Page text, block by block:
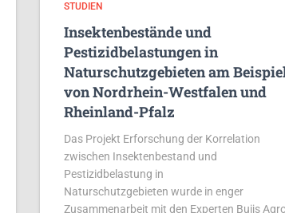
STUDIEN
Insektenbestände und
Pestizidbelastungen in
Naturschutzgebieten am
von Nordrhein-Westfalen und
Rheinland-Pfalz
Das Projekt Erforschung der Korrelation
zwischen Insektenbestand und
Pestizidbelastung in
Naturschutzgebieten wurde in enger
Zusammenarbeit mit den Experten Buijs